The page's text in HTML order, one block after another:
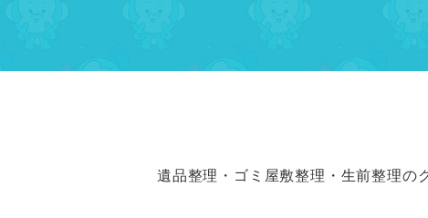
遺品整理・ゴミ屋敷整理・生前整理の